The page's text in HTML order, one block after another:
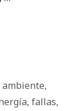
ambiente,
, fallas,